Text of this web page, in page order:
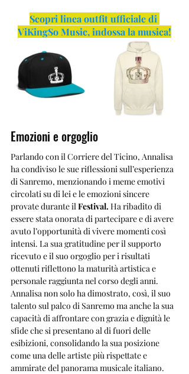
Scopri linea outfit ufficiale di
ViKingSo Music, indossa la musica!
Emozioni e orgoglio
Parlando con il Corriere del Ticino, Annalisa
ha condiviso le sue riflessioni sull’esperienza
di Sanremo, menzionando i meme emotivi
circolati su di lei e le emozioni sincere
provate durante il Festival. Ha ribadito di
essere stata onorata di partecipare e di avere
avuto l’opportunità di vivere momenti così
intensi. La sua gratitudine per il supporto
ricevuto e il suo orgoglio per i risultati
ottenuti riflettono la maturità artistica e
personale raggiunta nel corso degli anni.
Annalisa non solo ha dimostrato, così, il suo
talento sul palco di Sanremo ma anche la sua
capacità di affrontare con grazia e dignità le
sfide che si presentano al di fuori delle
esibizioni, consolidando la sua posizione
come una delle artiste più rispettate e
ammirate del panorama musicale italiano.